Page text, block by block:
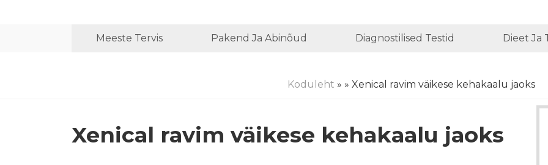
Meeste Tervis Pakend Ja Abinõud Diagnostilised Testid Dieet Ja
Koduleht » » Xenical ravim väikese kehakaalu jaoks
Xenical ravim väikese kehakaalu jaoks